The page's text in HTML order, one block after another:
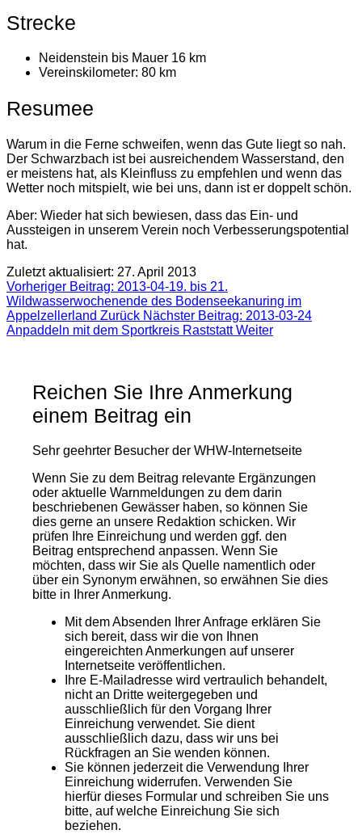
Strecke
Neidenstein bis Mauer 16 km
Vereinskilometer: 80 km
Resumee
Warum in die Ferne schweifen, wenn das Gute liegt so nah.
Der Schwarzbach ist bei ausreichendem Wasserstand, den
er meistens hat, als Kleinfluss zu empfehlen und wenn das
Wetter noch mitspielt, wie bei uns, dann ist er doppelt schön.
Aber: Wieder hat sich bewiesen, dass das Ein- und
Aussteigen in unserem Verein noch Verbesserungspotential
hat.
Zuletzt aktualisiert: 27. April 2013
Vorheriger Beitrag: 2013-04-19. bis 21.
Wildwasserwochenende des Bodenseekanuring im
Appelzellerland Zurück Nächster Beitrag: 2013-03-24
Anpaddeln mit dem Sportkreis RaststattWeiter
Reichen Sie Ihre Anmerkung
einem Beitrag ein
Sehr geehrter Besucher der WHW-Internetseite
Wenn Sie zu dem Beitrag relevante Ergänzungen
oder aktuelle Warnmeldungen zu dem darin
beschriebenen Gewässer haben, so können Sie
dies gerne an unsere Redaktion schicken. Wir
prüfen Ihre Einreichung und werden ggf. den
Beitrag entsprechend anpassen. Wenn Sie
möchten, dass wir Sie als Quelle namentlich oder
über ein Synonym erwähnen, so erwähnen Sie dies
bitte in Ihrer Anmerkung.
Mit dem Absenden Ihrer Anfrage erklären Sie
sich bereit, dass wir die von Ihnen
eingereichten Anmerkungen auf unserer
Internetseite veröffentlichen.
Ihre E-Mailadresse wird vertraulich behandelt,
nicht an Dritte weitergegeben und
ausschließlich für den Vorgang Ihrer
Einreichung verwendet. Sie dient
ausschließlich dazu, dass wir uns bei
Rückfragen an Sie wenden können.
Sie können jederzeit die Verwendung Ihrer
Einreichung widerrufen. Verwenden Sie
hierfür dieses Formular und schreiben Sie uns
bitte, auf welche Einreichung Sie sich
beziehen.